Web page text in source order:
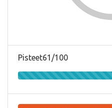
Pisteet61/100